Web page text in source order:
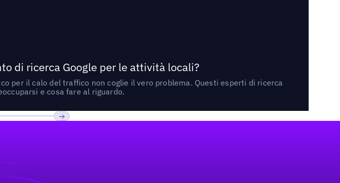
di ricerca Google per le attività locali?
per il calo del traffico non coglie il vero problema. Questi esperti di ricerca
e cosa fare al riguardo.